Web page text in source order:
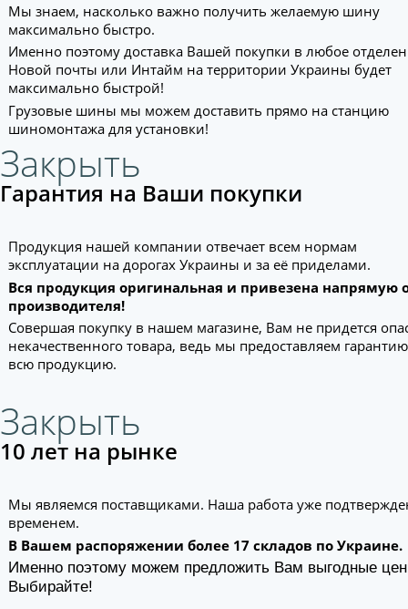
Мы знаем, насколько важно получить желаемую шину
максимально быстро.
Именно поэтому доставка Вашей покупки в любое
Новой почты или Интайм на территории Украины будет
максимально быстрой!
Грузовые шины мы можем доставить прямо на станцию
шиномонтажа для установки!
Закрыть
Гарантия на Ваши покупки
Продукция нашей компании отвечает всем нормам
эксплуатации на дорогах Украины и за её приделами.
Вся продукция оригинальная и привезена напрямую
производителя!
Совершая покупку в нашем магазине, Вам не придется
некачественного товара, ведь мы предоставляем
всю продукцию.
Закрыть
10 лет на рынке
Мы являемся поставщиками. Наша работа уже
временем.
В Вашем распоряжении более 17 складов по Украине.
Именно поэтому можем предложить Вам выгодные
Выбирайте!